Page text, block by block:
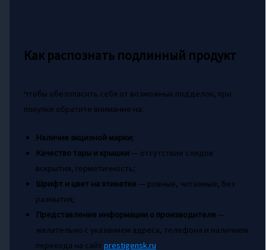
Как распознать подлинный продукт
Чтобы обезопасить себя от возможных подделок, при
покупке обратите внимание на:
Наличие акцизной марки;
Качество тары и крышки— отсутствие следов
вскрытия, герметичность;
Шрифт и цвет на этикетке— ровные, читаемые, без
размытия;
Представление информации о производителе—
желательно с указанием адреса, телефона и наличием
перехода на сайт prestigensk.ru.